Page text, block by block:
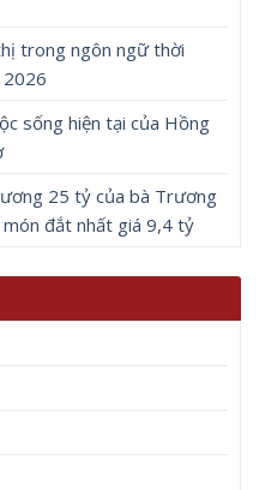
trong ngôn ngữ thời
sống hiện tại của Hồng
25 tỷ của bà Trương
đắt nhất giá 9,4 tỷ